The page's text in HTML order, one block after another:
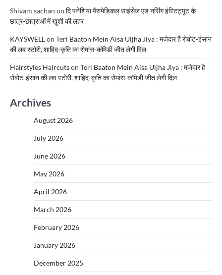
Shivam sachan on दि पनेशिया पैरामेडिकल साइंसेज एंड नर्सिंग इंस्टिट्यूट के
छात्र-छात्राओं में खुशी की लहर
KAYSWELLon Teri Baaton Mein Aisa Uljha Jiya : मजेदार है रोबोट-इंसान
की लव स्टोरी, शाहिद-कृति का रोमांस-कॉमेडी जीत लेगी दिल
Hairstyles Haircutson Teri Baaton Mein Aisa Uljha Jiya : मजेदार है
रोबोट-इंसान की लव स्टोरी, शाहिद-कृति का रोमांस-कॉमेडी जीत लेगी दिल
Archives
August 2026
July 2026
June 2026
May 2026
April 2026
March 2026
February 2026
January 2026
December 2025